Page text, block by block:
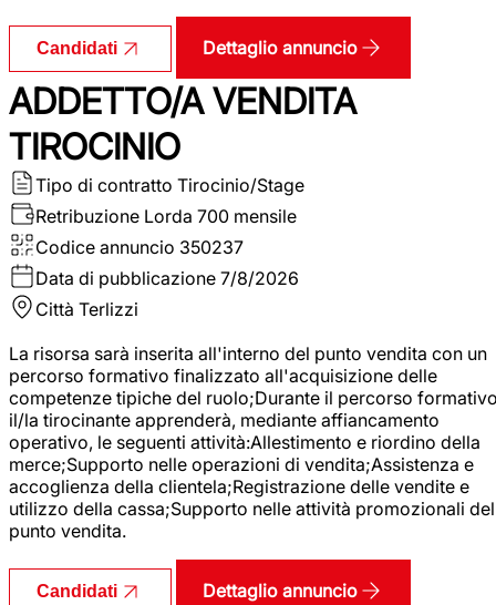
Candidati Dettaglio annuncio
ADDETTO/A VENDITA
TIROCINIO
Tipo di contratto Tirocinio/Stage
Retribuzione Lorda 700 mensile
Codice annuncio 350237
Data di pubblicazione 7/8/2026
Città Terlizzi
La risorsa sarà inserita all'interno del punto vendita con un
percorso formativo finalizzato all'acquisizione delle
competenze tipiche del ruolo;Durante il percorso
il/la tirocinante apprenderà, mediante affiancamento
operativo, le seguenti attività:Allestimento e riordino della
merce;Supporto nelle operazioni di vendita;Assistenza e
accoglienza della clientela;Registrazione delle vendite e
utilizzo della cassa;Supporto nelle attività promozionali del
punto vendita.
Candidati Dettaglio annuncio